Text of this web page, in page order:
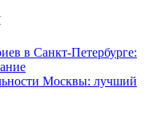
в Санкт-Петербурге:
Москвы: лучший